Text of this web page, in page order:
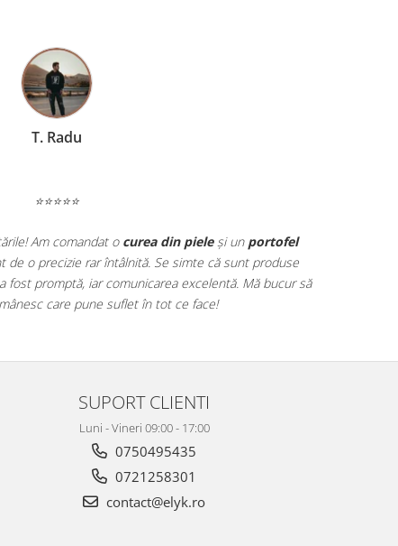
D. Andreea
⭐⭐⭐⭐⭐
de la ElyK Creation și m-am îndrăgostit de el din
extrem de bine lucrat. Totul a decurs perfect – de la
faptul că fiecare produs are o poveste și este creat
munca voastră și pentru calitatea ireproșabilă!
SUPORT CLIENTI
Luni - Vineri 09:00 - 17:00
0750495435
0721258301
contact@elyk.ro